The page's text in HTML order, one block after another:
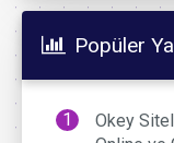
Popüler
Okey